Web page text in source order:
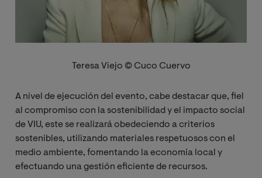
Teresa Viejo © Cuco Cuervo
A nivel de ejecución del evento, cabe destacar que, fiel
al compromiso con la sostenibilidad y el impacto social
de VIU, este se realizará obedeciendo a criterios
sostenibles, utilizando materiales respetuosos con el
medio ambiente, fomentando la economía local y
efectuando una gestión eficiente de recursos.